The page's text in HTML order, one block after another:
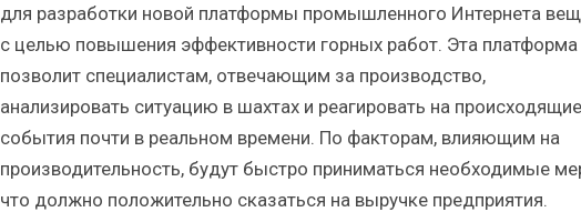
для разработки новой платформы промышленного Интернета
с целью повышения эффективности горных работ. Эта платформа
позволит специалистам, отвечающим за производство,
анализировать ситуацию в шахтах и реагировать на происходящие
события почти в реальном времени. По факторам, влияющим на
производительность, будут быстро приниматься необходимые
что должно положительно сказаться на выручке предприятия.